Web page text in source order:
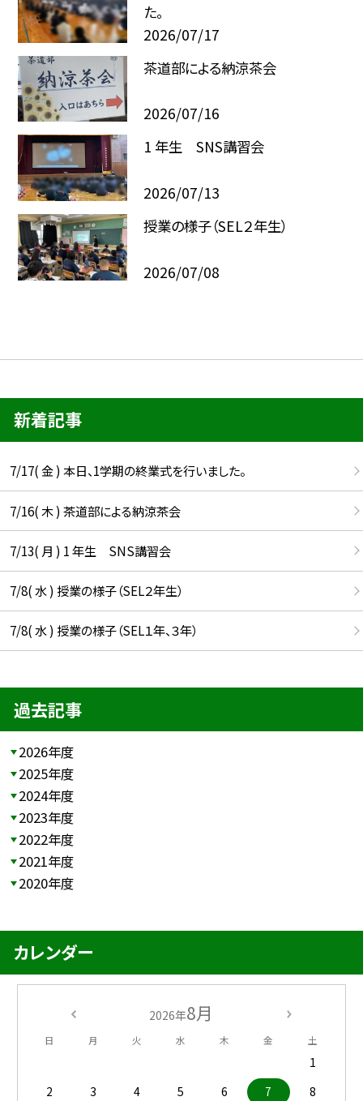
た。
2026/07/17
茶道部による納涼茶会
2026/07/16
1 年生 SNS講習会
2026/07/13
授業の様子（SEL２年生）
2026/07/08
新着記事
7/17( 金 ) 本日、1学期の終業式を行いました。
7/16( 木 ) 茶道部による納涼茶会
7/13( 月 ) 1 年生 SNS講習会
7/8( 水 ) 授業の様子（SEL２年生）
7/8( 水 ) 授業の様子（SEL１年、３年）
過去記事
2026年度
2025年度
2024年度
2023年度
2022年度
2021年度
2020年度
カレンダー
2026年8月
日 月 火 水 木 金 土
1
2
3 4 5 6 7
8